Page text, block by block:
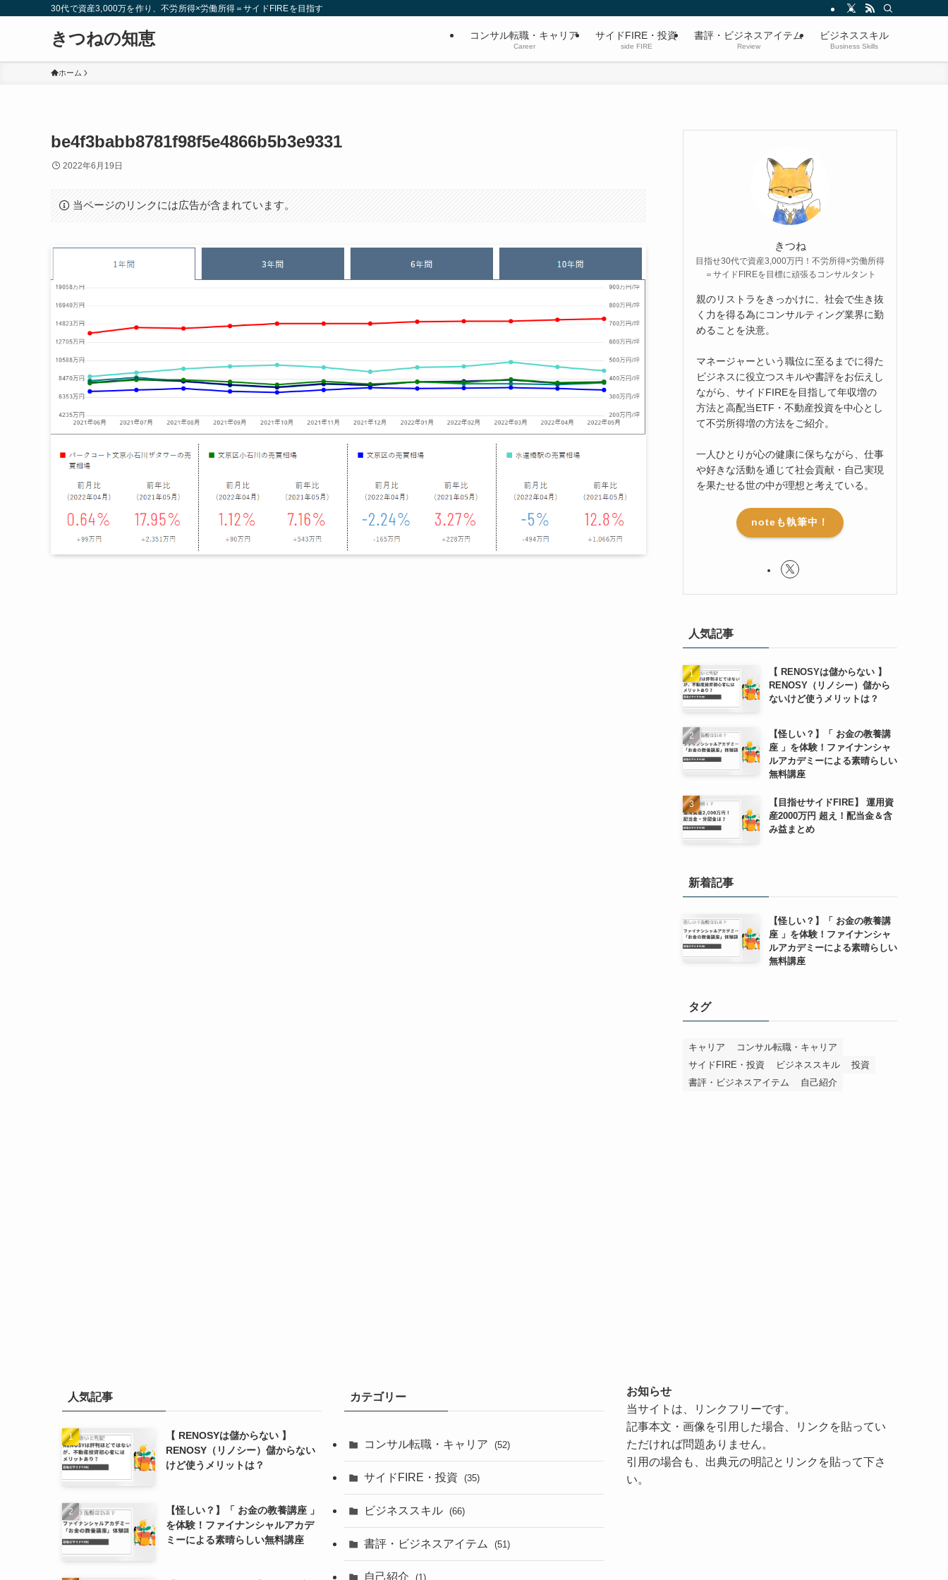
30代で資産3,000万を作り、不労所得×労働所得＝サイドFIREを目指す
きつねの知恵 コンサル転職・キャリア
Career
サイドFIRE・投資
side FIRE
書評・ビジネスアイテム
Review
ビジネススキル
Business Skills
ホーム
be4f3babb8781f98f5e4866b5b3e9331
2022年6月19日
当ページのリンクには広告が含まれています。
きつね
目指せ30代で資産3,000万円！不労所得×労働所得
＝サイドFIREを目標に頑張るコンサルタント
親のリストラをきっかけに、社会で生き抜
く力を得る為にコンサルティング業界に勤
めることを決意。
マネージャーという職位に至るまでに得た
ビジネスに役立つスキルや書評をお伝えし
ながら、サイドFIREを目指して年収増の
方法と高配当ETF・不動産投資を中心とし
て不労所得増の方法をご紹介。
一人ひとりが心の健康に保ちながら、仕事
や好きな活動を通じて社会貢献・自己実現
を果たせる世の中が理想と考えている。
noteも執筆中！
人気記事
【 RENOSYは儲からない 】
RENOSY（リノシー）儲から
ないけど使うメリットは？
【怪しい？】「 お金の教養講
座 」を体験！ファイナンシャ
ルアカデミーによる素晴らしい
無料講座
【目指せサイドFIRE】 運用資
産2000万円 超え！配当金＆含
み益まとめ
新着記事
【怪しい？】「 お金の教養講
座 」を体験！ファイナンシャ
ルアカデミーによる素晴らしい
無料講座
タグ
キャリア
コンサル転職・キャリア
サイドFIRE・投資
ビジネススキル
投資
書評・ビジネスアイテム
自己紹介
人気記事
【 RENOSYは儲からない 】
RENOSY（リノシー）儲からない
けど使うメリットは？
【怪しい？】「 お金の教養講座 」
を体験！ファイナンシャルアカデ
ミーによる素晴らしい無料講座
カテゴリー
コンサル転職・キャリア (52)
サイドFIRE・投資 (35)
ビジネススキル (66)
書評・ビジネスアイテム (51)
自己紹介 (1)
お知らせ
当サイトは、リンクフリーです。
記事本文・画像を引用した場合、リンクを貼ってい
ただければ問題ありません。
引用の場合も、出典元の明記とリンクを貼って下さ
い。